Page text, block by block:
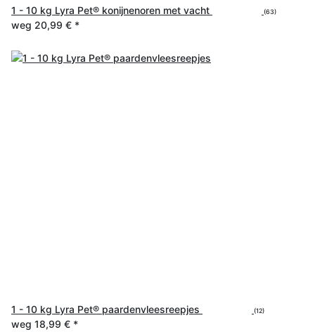
1 - 10 kg Lyra Pet® konijnenoren met vacht (63)
weg 20,99 € *
1 - 10 kg Lyra Pet® paardenvleesreepjes (12)
weg 18,99 € *